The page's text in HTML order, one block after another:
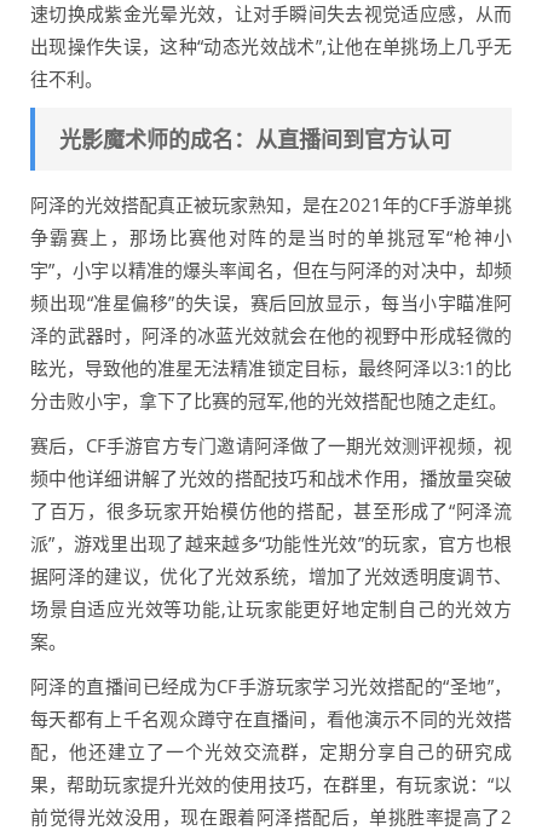
速切换成紫金光晕光效，让对手瞬间失去视觉适应感，从而
出现操作失误，这种“动态光效战术”,让他在单挑场上几乎无
往不利。
光影魔术师的成名：从直播间到官方认可
阿泽的光效搭配真正被玩家熟知，是在2021年的CF手游单挑
争霸赛上，那场比赛他对阵的是当时的单挑冠军“枪神小
宇”，小宇以精准的爆头率闻名，但在与阿泽的对决中，却频
频出现“准星偏移”的失误，赛后回放显示，每当小宇瞄准阿
泽的武器时，阿泽的冰蓝光效就会在他的视野中形成轻微的
眩光，导致他的准星无法精准锁定目标，最终阿泽以3:1的比
分击败小宇，拿下了比赛的冠军,他的光效搭配也随之走红。
赛后，CF手游官方专门邀请阿泽做了一期光效测评视频，视
频中他详细讲解了光效的搭配技巧和战术作用，播放量突破
了百万，很多玩家开始模仿他的搭配，甚至形成了“阿泽流
派”，游戏里出现了越来越多“功能性光效”的玩家，官方也根
据阿泽的建议，优化了光效系统，增加了光效透明度调节、
场景自适应光效等功能,让玩家能更好地定制自己的光效方
案。
阿泽的直播间已经成为CF手游玩家学习光效搭配的“圣地”，
每天都有上千名观众蹲守在直播间，看他演示不同的光效搭
配，他还建立了一个光效交流群，定期分享自己的研究成
果，帮助玩家提升光效的使用技巧，在群里，有玩家说：“以
前觉得光效没用，现在跟着阿泽搭配后，单挑胜率提高了2